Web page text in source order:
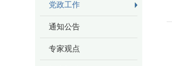
党政工作
通知公告
专家观点